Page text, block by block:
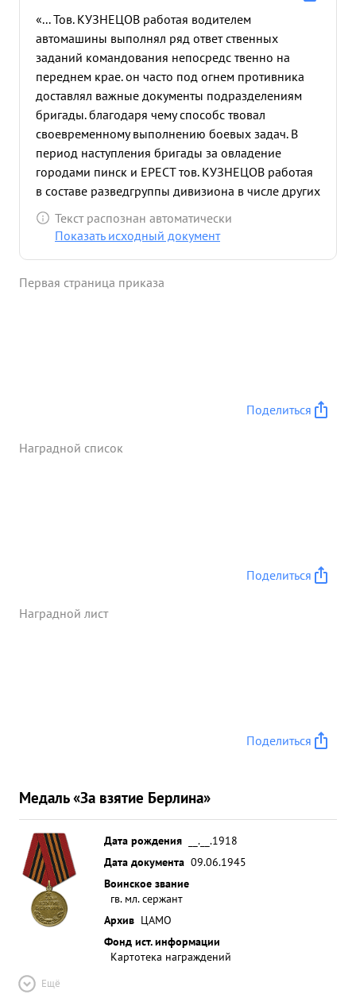
«... Тов. КУЗНЕЦОВ работая водителем
автомашины выполнял ряд ответ ственных
заданий командования непосредс твенно на
переднем крае. он часто под огнем противника
доставлял важные документы подразделениям
бригады. благодаря чему способс твовал
своевременному выполнению боевых задач. В
период наступления бригады за овладение
городами пинск и ЕРЕСТ тов. КУЗНЕЦОВ работая
в составе разведгруппы дивизиона в числе других
разведчиков бывал в непосредственной близости
к противнику. принимал активное участие в
разведки часто под уроганным огнем
Текст распознан автоматически
Показать исходный документ
Первая страница приказа
Поделиться
Наградной список
Поделиться
Наградной лист
Поделиться
Медаль «За взятие Берлина»
Дата рождения
__.__.1918
Дата документа 09.06.1945
Воинское звание
гв. мл. сержант
Архив ЦАМО
Фонд ист. информации
Картотека награждений
Ещё